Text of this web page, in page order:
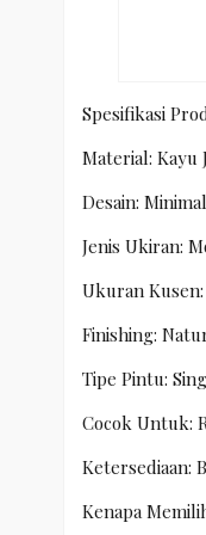
Spesifikasi
Material: Kayu
Desain:
Jenis Ukiran:
Ukuran
Finishing:
Tipe Pintu:
Cocok Untuk:
Ketersediaan:
Kenapa